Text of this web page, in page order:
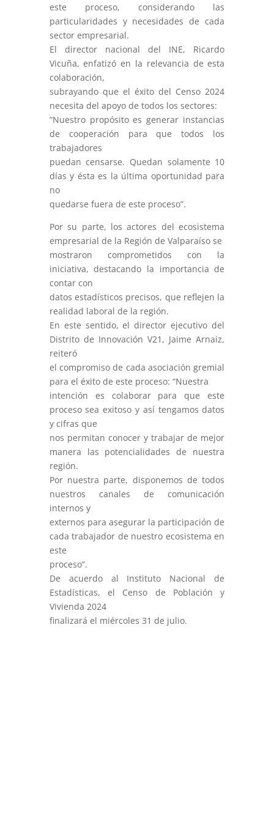
este proceso, considerando las
particularidades y necesidades de cada
sector empresarial.
El director nacional del INE, Ricardo
Vicuña, enfatizó en la relevancia de esta
colaboración,
subrayando que el éxito del Censo 2024
necesita del apoyo de todos los sectores:
“Nuestro propósito es generar instancias
de cooperación para que todos los
trabajadores
puedan censarse. Quedan solamente 10
días y ésta es la última oportunidad para
no
quedarse fuera de este proceso”.
Por su parte, los actores del ecosistema
empresarial de la Región de Valparaíso se
mostraron comprometidos con la
iniciativa, destacando la importancia de
contar con
datos estadísticos precisos, que reflejen la
realidad laboral de la región.
En este sentido, el director ejecutivo del
Distrito de Innovación V21, Jaime Arnaiz,
reiteró
el compromiso de cada asociación gremial
para el éxito de este proceso: “Nuestra
intención es colaborar para que este
proceso sea exitoso y así tengamos datos
y cifras que
nos permitan conocer y trabajar de mejor
manera las potencialidades de nuestra
región.
Por nuestra parte, disponemos de todos
nuestros canales de comunicación
internos y
externos para asegurar la participación de
cada trabajador de nuestro ecosistema en
este
proceso”.
De acuerdo al Instituto Nacional de
Estadísticas, el Censo de Población y
Vivienda 2024
finalizará el miércoles 31 de julio.